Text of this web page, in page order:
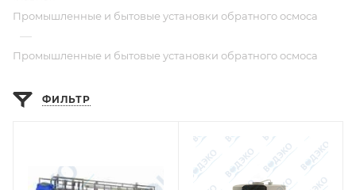
Промышленные и бытовые установки обратного осмоса
—
Промышленные и бытовые установки обратного осмоса
ФИЛЬТР